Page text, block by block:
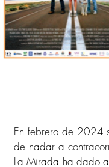
En febrero de 2024
de nadar a
La Mirada ha dado